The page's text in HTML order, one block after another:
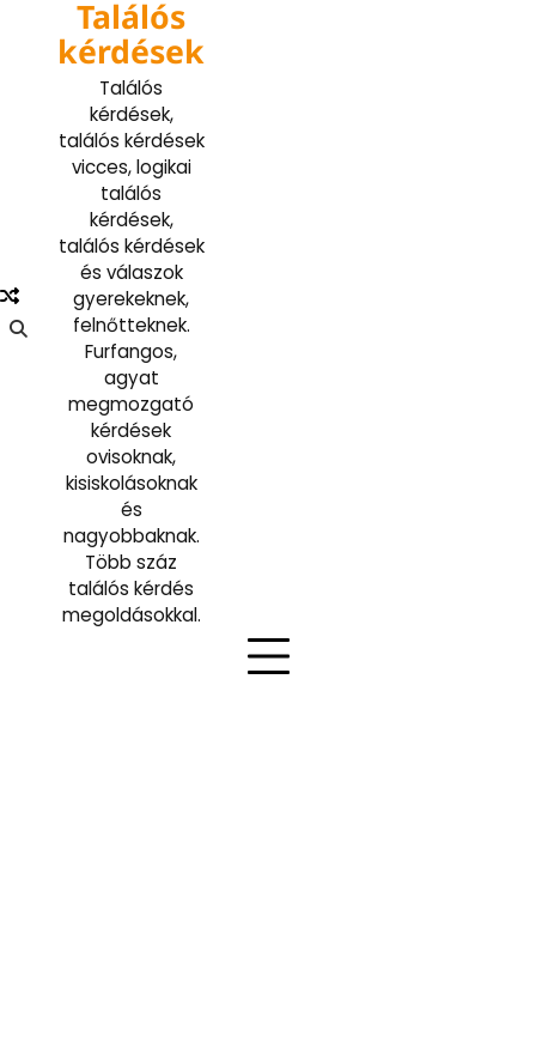
content
Találós
kérdések
Találós
kérdések,
találós kérdések
vicces, logikai
találós
kérdések,
találós kérdések
és válaszok
gyerekeknek,
felnőtteknek.
Furfangos,
agyat
megmozgató
kérdések
ovisoknak,
kisiskolásoknak
és
nagyobbaknak.
Több száz
találós kérdés
megoldásokkal.